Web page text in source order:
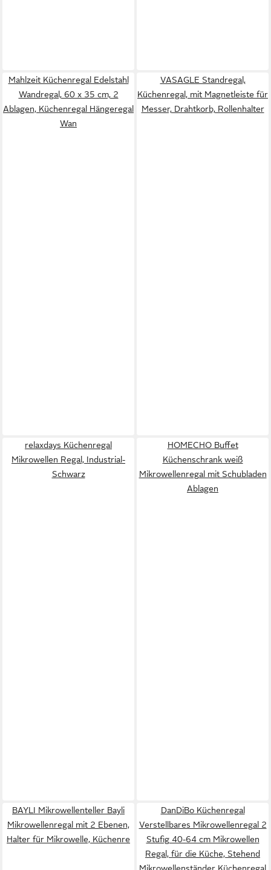
Mahlzeit Küchenregal Edelstahl
Wandregal, 60 x 35 cm, 2
Ablagen, Küchenregal Hängeregal
Wan
VASAGLE Standregal,
Küchenregal, mit Magnetleiste für
Messer, Drahtkorb, Rollenhalter
relaxdays Küchenregal
Mikrowellen Regal, Industrial-
Schwarz
HOMECHO Buffet
Küchenschrank weiß
Mikrowellenregal mit Schubladen
Ablagen
BAYLI Mikrowellenteller Bayli
Mikrowellenregal mit 2 Ebenen,
Halter für Mikrowelle, Küchenre
DanDiBo Küchenregal
Verstellbares Mikrowellenregal 2
Stufig 40-64 cm Mikrowellen
Regal, für die Küche, Stehend